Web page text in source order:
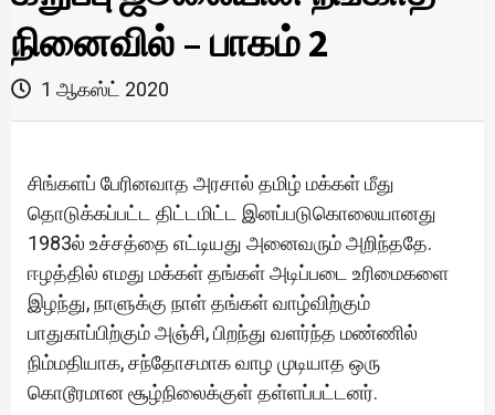
நினைவில் – பாகம் 2
1 ஆகஸ்ட் 2020
சிங்களப் பேரினவாத அரசால் தமிழ் மக்கள் மீது
தொடுக்கப்பட்ட திட்டமிட்ட இனப்படுகொலையானது
1983ல் உச்சத்தை எட்டியது அனைவரும் அறிந்ததே.
ஈழத்தில் எமது மக்கள் தங்கள் அடிப்படை உரிமைகளை
இழந்து, நாளுக்கு நாள் தங்கள் வாழ்விற்கும்
பாதுகாப்பிற்கும் அஞ்சி, பிறந்து வளர்ந்த மண்ணில்
நிம்மதியாக, சந்தோசமாக வாழ முடியாத ஒரு
கொடூரமான சூழ்நிலைக்குள் தள்ளப்பட்டனர்.